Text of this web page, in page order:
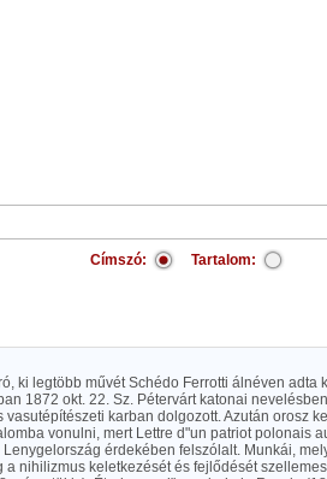
Címszó: Tartalom:
ki legtöbb művét Schédo Ferrotti álnéven adta
1872 okt. 22. Sz. Pétervárt katonai
karban dolgozott. Azután orosz
vonulni, mert Lettre d"un patriot polonais
érdekében felszólalt. Munkái,
nihilizmus keletkezését és fejlődését